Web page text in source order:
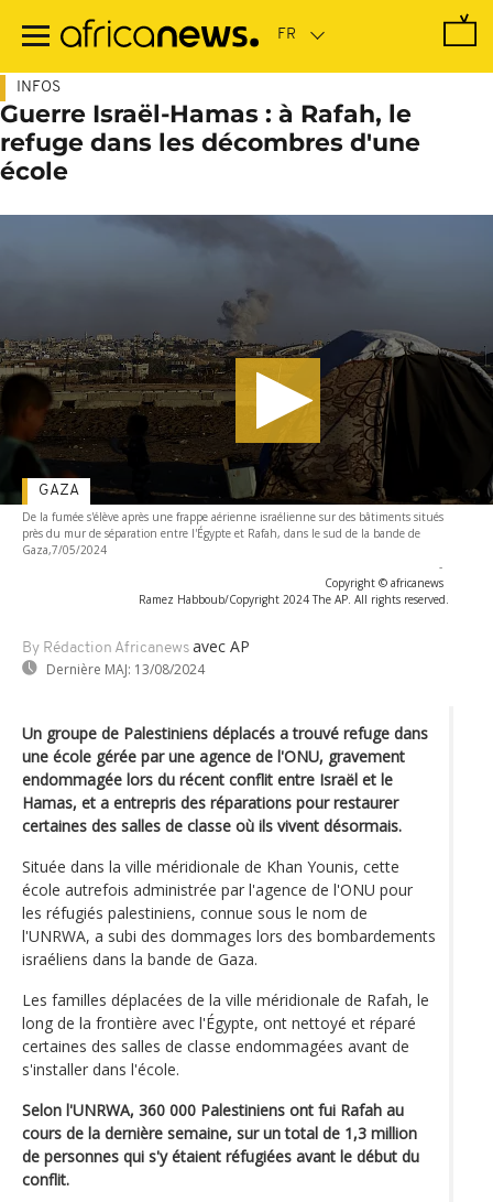
contenu
INFOS
Guerre Israël-Hamas : à Rafah, le
refuge dans les décombres d'une
école
De la fumée s'élève après une frappe aérienne israélienne sur des bâtiments situés
près du mur de séparation entre l'Égypte et Rafah, dans le sud de la bande de
Gaza,7/05/2024
-
Copyright © africanews
Ramez Habboub/Copyright 2024 The AP. All rights reserved.
By Rédaction Africanews avec AP
Dernière MAJ: 13/08/2024
GAZA
Un groupe de Palestiniens déplacés a trouvé refuge dans
une école gérée par une agence de l'ONU, gravement
endommagée lors du récent conflit entre Israël et le
Hamas, et a entrepris des réparations pour restaurer
certaines des salles de classe où ils vivent désormais.
Située dans la ville méridionale de Khan Younis, cette
école autrefois administrée par l'agence de l'ONU pour
les réfugiés palestiniens, connue sous le nom de
l'UNRWA, a subi des dommages lors des bombardements
israéliens dans la bande de Gaza.
Les familles déplacées de la ville méridionale de Rafah, le
long de la frontière avec l'Égypte, ont nettoyé et réparé
certaines des salles de classe endommagées avant de
s'installer dans l'école.
Selon l'UNRWA, 360 000 Palestiniens ont fui Rafah au
cours de la dernière semaine, sur un total de 1,3 million
de personnes qui s'y étaient réfugiées avant le début du
conflit.